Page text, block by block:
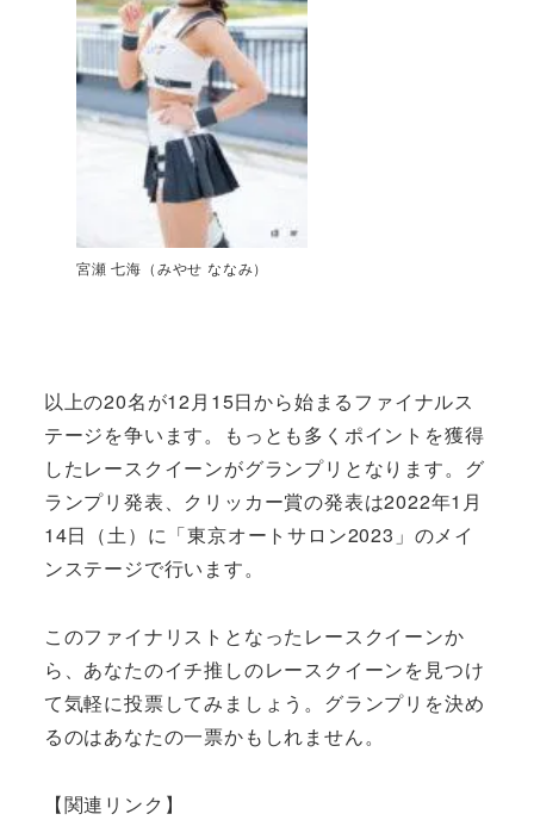
宮瀬 七海（みやせ ななみ）
以上の20名が12月15日から始まるファイナルス
テージを争います。もっとも多くポイントを獲得
したレースクイーンがグランプリとなります。グ
ランプリ発表、クリッカー賞の発表は2022年1月
14日（土）に「東京オートサロン2023」のメイ
ンステージで行います。
このファイナリストとなったレースクイーンか
ら、あなたのイチ推しのレースクイーンを見つけ
て気軽に投票してみましょう。グランプリを決め
るのはあなたの一票かもしれません。
【関連リンク】